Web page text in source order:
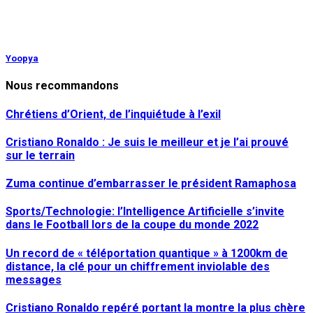
Yoopya
Nous recommandons
Chrétiens d’Orient, de l’inquiétude à l’exil
Cristiano Ronaldo : Je suis le meilleur et je l’ai prouvé
sur le terrain
Zuma continue d’embarrasser le président Ramaphosa
Sports/Technologie: l’Intelligence Artificielle s’invite
dans le Football lors de la coupe du monde 2022
Un record de « téléportation quantique » à 1200km de
distance, la clé pour un chiffrement inviolable des
messages
Cristiano Ronaldo repéré portant la montre la plus chère